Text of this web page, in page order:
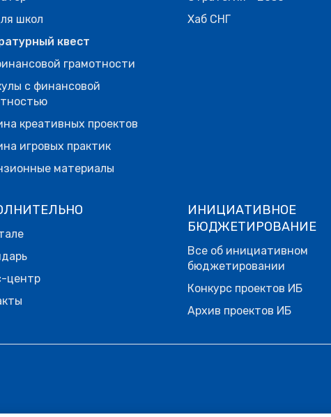
школ
квест
грамотности
с финансовой
креативных проектов
игровых практик
материалы
Хаб СНГ
центр
ИНИЦИАТИВНОЕ
БЮДЖЕТИРОВАНИЕ
Все об инициативном
бюджетировании
Конкурс проектов ИБ
Архив проектов ИБ